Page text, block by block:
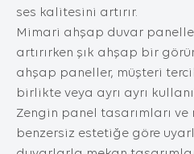
ses kalitesini artırır.
Mimari ahşap duvar
artırırken şık ahşap bir
ahşap paneller, müşteri
birlikte veya ayrı ayrı
Zengin panel tasarımları ve
benzersiz estetiğe göre
İnternet Sitesini
Sitesi üzerinden yeni
kişiselleştirmek;
İnternet Sitesinin, sizin
ve ticari güvenliğinin
Site üzerinden sahte
gerçekleştirilmesini
5651 sayılı Internet